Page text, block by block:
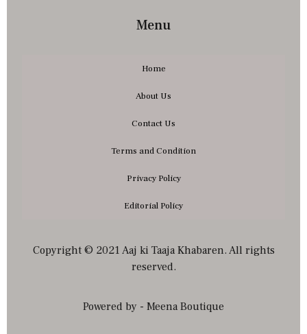
Menu
Home
About Us
Contact Us
Terms and Condition
Privacy Policy
Editorial Policy
Copyright © 2021 Aaj ki Taaja Khabaren. All rights
reserved.
Powered by - Meena Boutique